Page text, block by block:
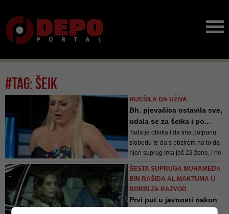
#tag: šeik
RIJEŠILA DA UŽIVA
Bh. pjevačica ostavila sve,
udala se za šeika i po...
Tada je otkrila i da ima potpunu
slobodu te da s obzirom na to da
njen suprug ima još 22 žene, i ne
zna gdje se ona u kom trenutku
ŠESTA SUPRUGA MUHAMEDA
BIN RAŠIDA AL MAKTUMA U
BORBI ZA RAZVOD
Prvi put u javnosti nakon